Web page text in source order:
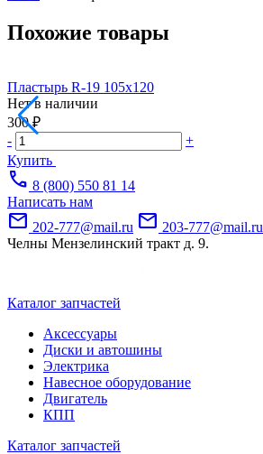
Похожие товары
Пластырь R-19 105х120
Нет в наличии
300 ₽
-
+
Купить
call 8 (800) 550 81 14
Написать нам
mail 202-777@mail.ru mail 203-777@mail.ru
Челны Мензелинский тракт д. 9.
Каталог запчастей
Аксессуары
Диски и автошины
Электрика
Навесное оборудование
Двигатель
КПП
Каталог запчастей